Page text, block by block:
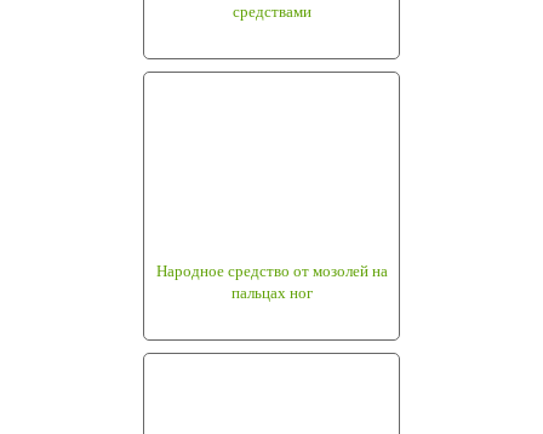
средствами
Народное средство от мозолей на
пальцах ног